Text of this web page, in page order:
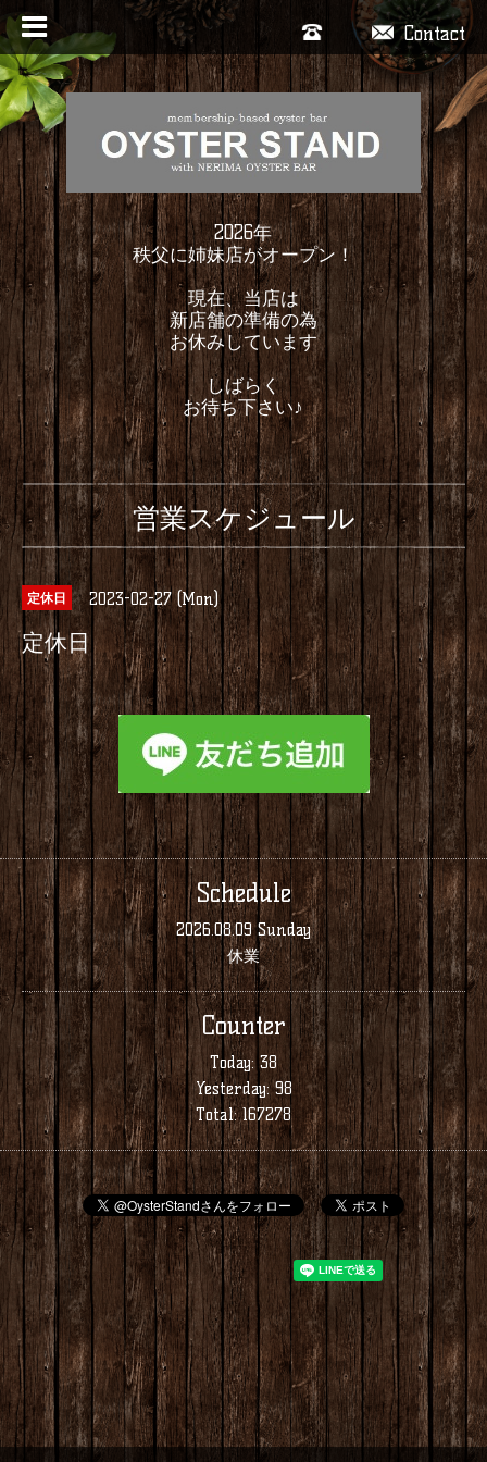
Contact
2026年
秩父に姉妹店がオープン！
現在、当店は
新店舗の準備の為
お休みしています
しばらく
お待ち下さい♪
営業スケジュール
定休日 2023-02-27 (Mon)
定休日
Schedule
2026.08.09 Sunday
休業
Counter
Today: 38
Yesterday:98
Total:167278